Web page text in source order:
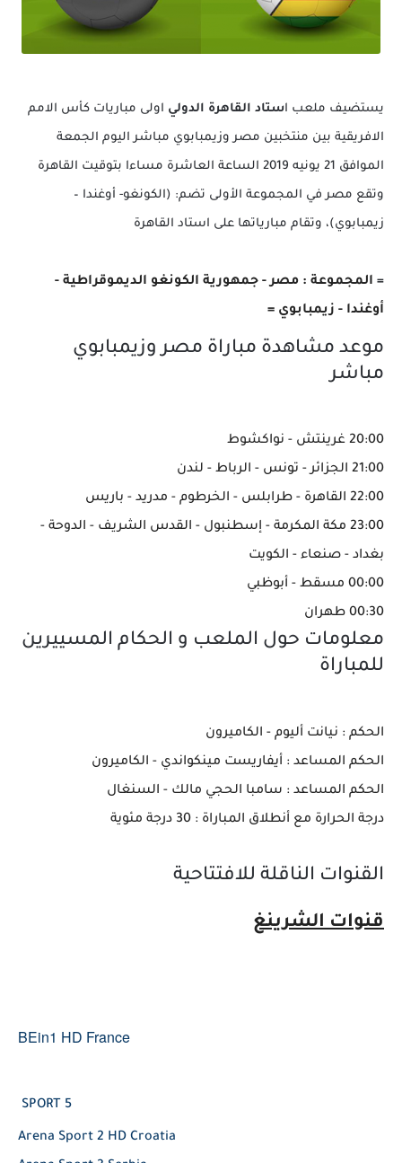
يستضيف ملعب استاد القاهرة الدولي اولى مباريات كأس الامم
الافريقية بين منتخبين مصر وزيمبابوي مباشر اليوم الجمعة
الموافق 21 يونيه 2019 الساعة العاشرة مساءا بتوقيت القاهرة
وتقع مصر في المجموعة الأولى تضم: (الكونغو- أوغندا –
زيمبابوي)، وتقام مبارياتها على استاد القاهرة
= المجموعة : مصر - جمهورية الكونغو الديموقراطية -
أوغندا - زيمبابوي =
موعد مشاهدة مباراة مصر وزيمبابوي
مباشر
20:00 غرينتش - نواكشوط
21:00 الجزائر - تونس - الرباط - لندن
22:00 القاهرة - طرابلس - الخرطوم - مدريد - باريس
23:00 مكة المكرمة - إسطنبول - القدس الشريف - الدوحة -
بغداد - صنعاء - الكويت
00:00 مسقط - أبوظبي
00:30 طهران
معلومات حول الملعب و الحكام المسييرين
للمباراة
الحكم : نيانت أليوم - الكاميرون
الحكم المساعد : أيفاريست مينكواندي - الكاميرون
الحكم المساعد : سامبا الحجي مالك - السنغال
درجة الحرارة مع أنطلاق المباراة : 30 درجة مئوية
القنوات الناقلة للافتتاحية
قنوات الشرينغ
BEin1 HD France
5 SPORT
Arena Sport 2 HD Croatia